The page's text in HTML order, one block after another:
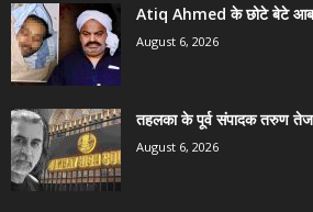
Atiq Ahmed के छोटे बेटे
August 6, 2026
तहलका के पूर्व संपादक तरुण
August 6, 2026